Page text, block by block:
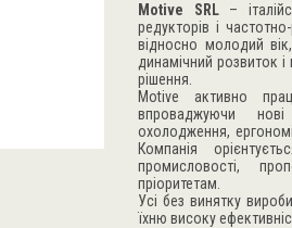
Motive SRL–
редукторів і
відносно молодий
динамічний розвиток і
рішення.
Motive активно
впроваджуючи
охолодження,
Компанія
промисловості,
пріоритетам.
Усі без винятку
їхню високу